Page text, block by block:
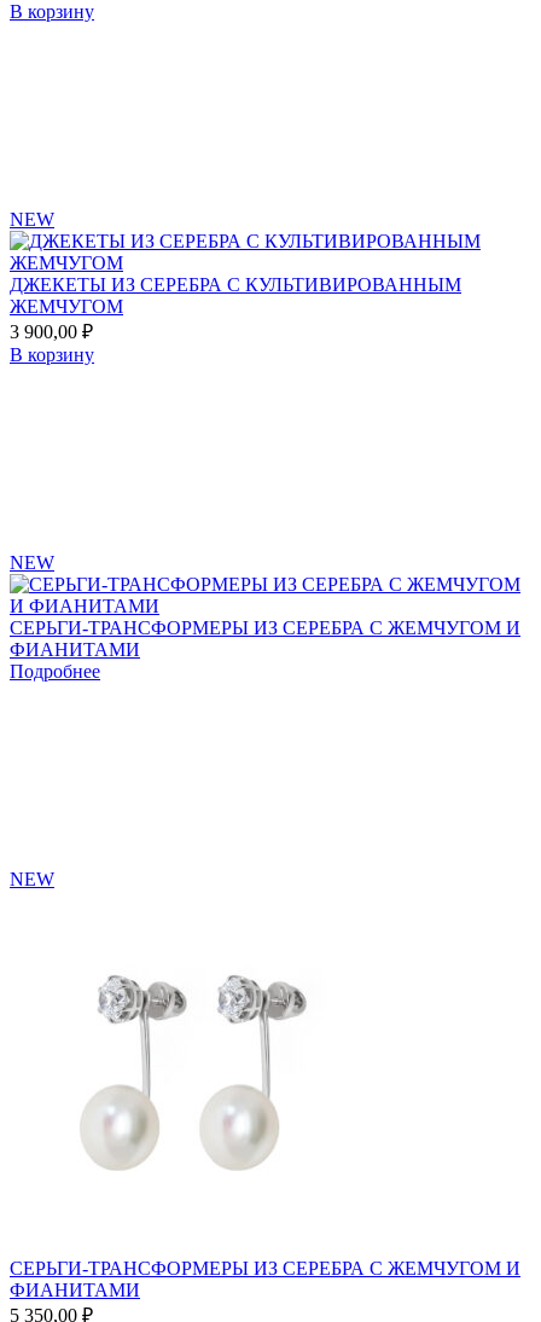
В корзину
NEW
ДЖЕКЕТЫ ИЗ СЕРЕБРА С КУЛЬТИВИРОВАННЫМ
ЖЕМЧУГОМ
3 900,00 ₽
В корзину
NEW
СЕРЬГИ-ТРАНСФОРМЕРЫ ИЗ СЕРЕБРА С ЖЕМЧУГОМ И
ФИАНИТАМИ
Подробнее
NEW
СЕРЬГИ-ТРАНСФОРМЕРЫ ИЗ СЕРЕБРА С ЖЕМЧУГОМ И
ФИАНИТАМИ
5 350,00 ₽